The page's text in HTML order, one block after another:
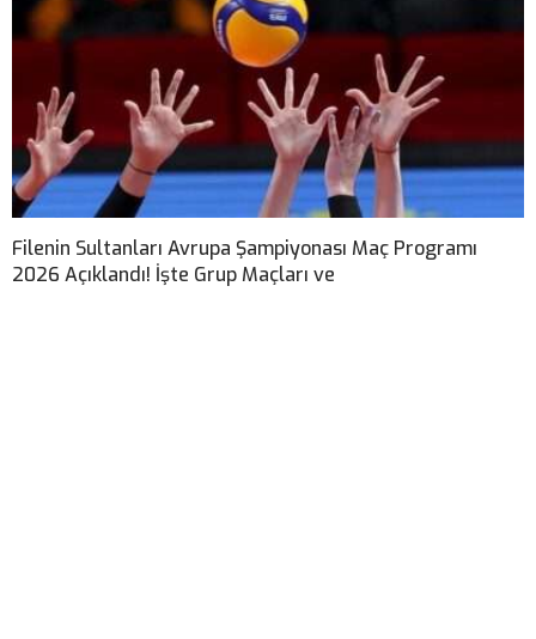
Filenin Sultanları Avrupa Şampiyonası Maç Programı
2026 Açıklandı! İşte Grup Maçları ve